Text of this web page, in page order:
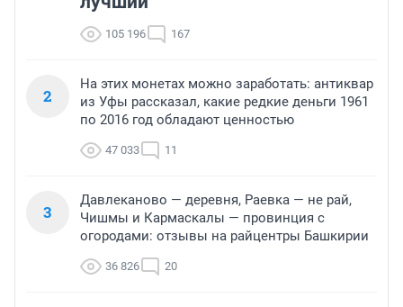
105 196 167
2
На этих монетах можно заработать: антиквар
из Уфы рассказал, какие редкие деньги 1961
по 2016 год обладают ценностью
47 033 11
3
Давлеканово — деревня, Раевка — не рай,
Чишмы и Кармаскалы — провинция с
огородами: отзывы на райцентры Башкирии
36 826 20